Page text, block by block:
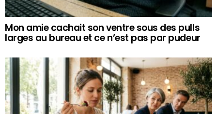
Mon amie cachait son ventre sous des pulls
larges au bureau et ce n’est pas par pudeur